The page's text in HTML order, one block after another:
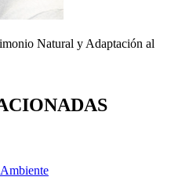
Natural y Adaptación al